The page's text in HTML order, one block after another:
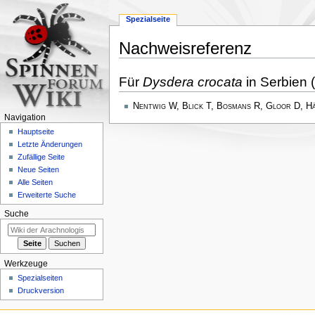
Nachweisreferenz
Navigation
springen
Suche
springen
Für Dysdera crocata in Serbien
Nentwig W, Blick T, Bosmans R, Gloor D,
Spezialseite
Navigation
Hauptseite
Letzte Änderungen
Zufällige Seite
Neue Seiten
Alle Seiten
Erweiterte Suche
Suche
Werkzeuge
Spezialseiten
Druckversion